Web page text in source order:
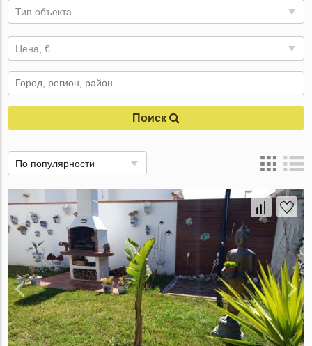
Тип объекта
Цена, €
Поиск
По популярности